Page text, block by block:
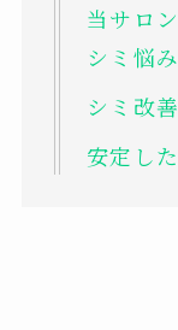
当サロ
シミ悩
シミ改
安定し